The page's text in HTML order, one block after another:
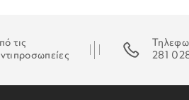
τις
281 028